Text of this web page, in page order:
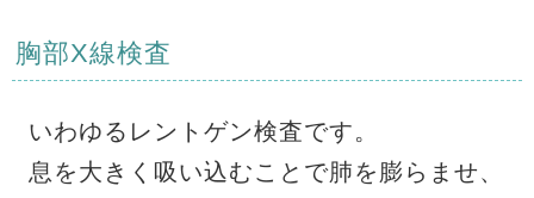
胸部X線検査
いわゆるレントゲン検査です。
息を大きく吸い込むことで肺を膨らませ、